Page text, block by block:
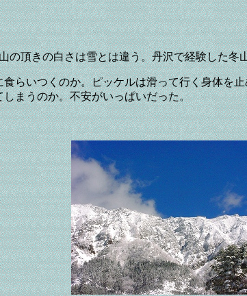
の頂きの白さは雪とは違う。丹沢で経験した冬
らいつくのか。ピッケルは滑って行く身体を
まうのか。不安がいっぱいだった。